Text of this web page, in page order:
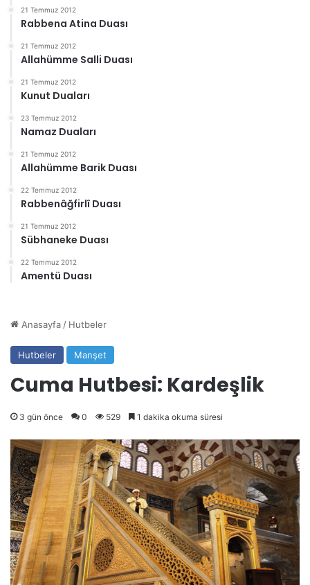
21 Temmuz 2012
Rabbena Atina Duası
21 Temmuz 2012
Allahümme Salli Duası
21 Temmuz 2012
Kunut Duaları
23 Temmuz 2012
Namaz Duaları
21 Temmuz 2012
Allahümme Barik Duası
22 Temmuz 2012
Rabbenâğfirlî Duası
21 Temmuz 2012
Sübhaneke Duası
22 Temmuz 2012
Amentü Duası